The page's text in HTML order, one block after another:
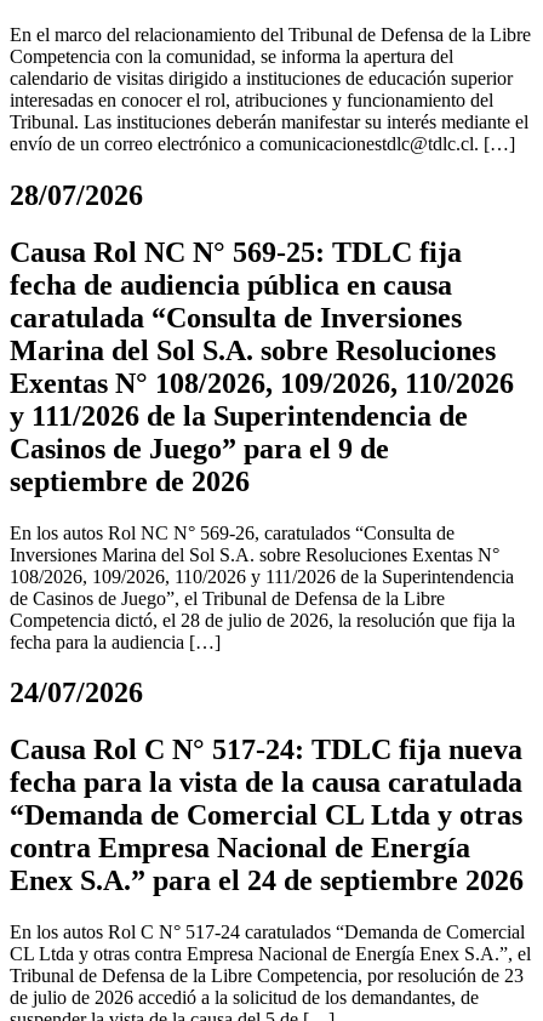
En el marco del relacionamiento del Tribunal de Defensa de la Libre
Competencia con la comunidad, se informa la apertura del
calendario de visitas dirigido a instituciones de educación superior
interesadas en conocer el rol, atribuciones y funcionamiento del
Tribunal. Las instituciones deberán manifestar su interés mediante el
envío de un correo electrónico a comunicacionestdlc@tdlc.cl. […]
28/07/2026
Causa Rol NC N° 569-25: TDLC fija
fecha de audiencia pública en causa
caratulada “Consulta de Inversiones
Marina del Sol S.A. sobre Resoluciones
Exentas N° 108/2026, 109/2026, 110/2026
y 111/2026 de la Superintendencia de
Casinos de Juego” para el 9 de
septiembre de 2026
En los autos Rol NC N° 569-26, caratulados “Consulta de
Inversiones Marina del Sol S.A. sobre Resoluciones Exentas N°
108/2026, 109/2026, 110/2026 y 111/2026 de la Superintendencia
de Casinos de Juego”, el Tribunal de Defensa de la Libre
Competencia dictó, el 28 de julio de 2026, la resolución que fija la
fecha para la audiencia […]
24/07/2026
Causa Rol C N° 517-24: TDLC fija nueva
fecha para la vista de la causa caratulada
“Demanda de Comercial CL Ltda y otras
contra Empresa Nacional de Energía
Enex S.A.” para el 24 de septiembre 2026
En los autos Rol C N° 517-24 caratulados “Demanda de Comercial
CL Ltda y otras contra Empresa Nacional de Energía Enex S.A.”, el
Tribunal de Defensa de la Libre Competencia, por resolución de 23
de julio de 2026 accedió a la solicitud de los demandantes, de